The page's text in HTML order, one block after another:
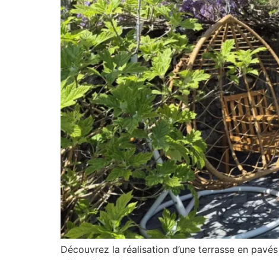
Découvrez la réalisation d’une terrasse en